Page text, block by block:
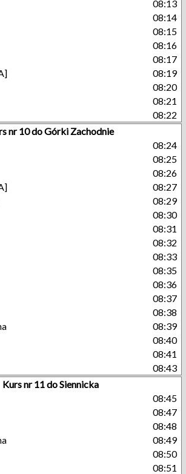
08:13
08:14
08:15
08:16
08:17
08:19
08:20
08:21
08:22
nr 10 do Górki Zachodnie
08:24
08:25
08:26
08:27
08:29
08:30
08:31
08:32
08:33
08:35
08:36
08:37
08:38
08:39
08:40
08:41
08:43
Kurs nr 11 do Siennicka
08:45
08:47
08:48
08:49
08:50
08:51